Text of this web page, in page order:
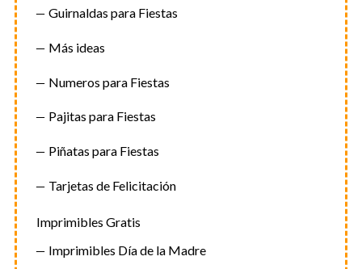
Guirnaldas para Fiestas
Más ideas
Numeros para Fiestas
Pajitas para Fiestas
Piñatas para Fiestas
Tarjetas de Felicitación
Imprimibles Gratis
Imprimibles Día de la Madre